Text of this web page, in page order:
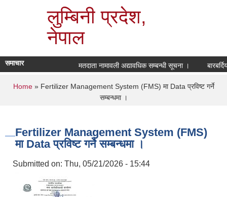
लुम्बिनी प्रदेश,
नेपाल
समाचार मतदाता नामावली अद्यावधिक सम्बन्धी सूचना ।
You are here
Home» Fertilizer Management System (FMS) मा Data प्रविष्ट गर्ने
सम्बन्धमा ।
Fertilizer Management System (FMS)
मा Data प्रविष्ट गर्ने सम्बन्धमा ।
Submitted on: Thu, 05/21/2026 - 15:44